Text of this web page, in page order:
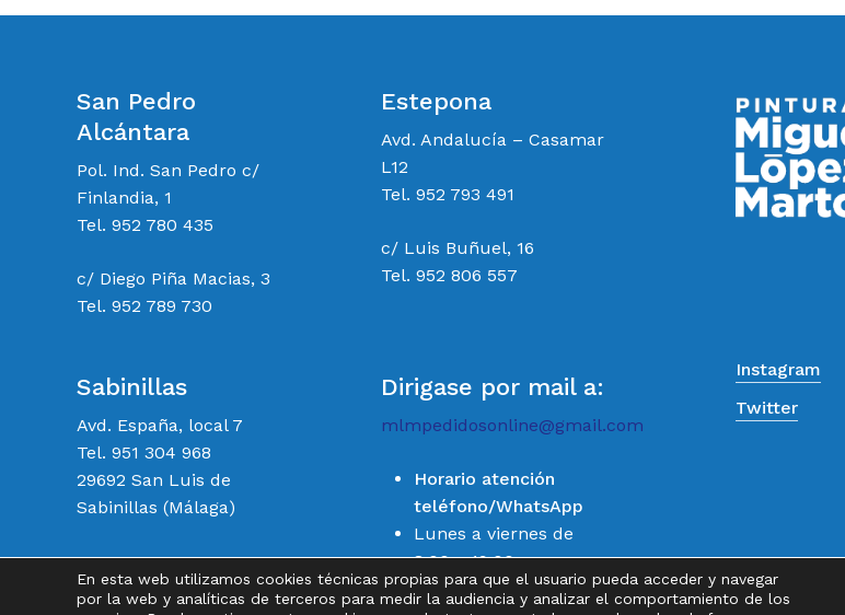
San Pedro
Alcántara
Pol. Ind. San Pedro c/
Finlandia, 1
Tel. 952 780 435
c/ Diego Piña Macias, 3
Tel. 952 789 730
Estepona
Avd. Andalucía – Casamar
L12
Tel. 952 793 491
c/ Luis Buñuel, 16
Tel. 952 806 557
Sabinillas
Avd. España, local 7
Tel. 951 304 968
29692 San Luis de
Sabinillas (Málaga)
Dirigase por mail a:
mlmpedidosonline@gmail.com
Horario atención
teléfono/WhatsApp
Lunes a viernes de
8:00 a 19:00
Sábados de 9:00 a
Instagram
Twitter
En esta web utilizamos cookies técnicas propias para que el usuario pueda acceder y navegar
por la web y analíticas de terceros para medir la audiencia y analizar el comportamiento de los